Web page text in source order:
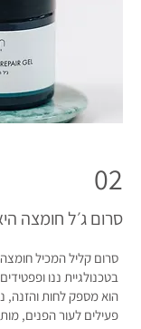
02
סרום ג׳ל חומצה
סרום קליל המכיל
בטכנולגיית ננו ופפטידים
הוא מספק לחות והזנה,
פעילים לעור הפנים,